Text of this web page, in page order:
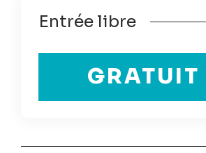
Entrée libre
GRATUIT